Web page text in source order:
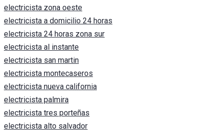
electricista zona oeste
electricista a domicilio 24 horas
electricista 24 horas zona sur
electricista al instante
electricista san martin
electricista montecaseros
electricista nueva california
electricista palmira
electricista tres porteñas
electricista alto salvador